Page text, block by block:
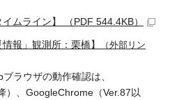
ムライン】 （PDF 544.4KB）
報」観測所：栗橋】
（外部リン
ラウザの動作確認は、
）、GoogleChrome（Ver.87以